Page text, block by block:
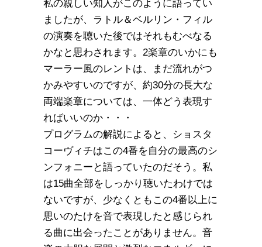
私の親しい知人がこのように語ってい
ましたが、ラトル＆ベルリン・フィル
の演奏を聴いた後ではそれもむべなる
かなと思わされます。2楽章のいかにも
マーラー風のレントは、まだ流れがつ
かみやすいのですが、約30分の長大な
両端楽章については、一体どう表現す
ればいいのか・・・
プログラムの解説によると、ショスタ
コーヴィチはこの4番を自分の最高のシ
ンフォニーと語っていたのだそう。私
は15曲全部をしっかり聴いたわけでは
ないですが、少なくともこの4番以上に
思いのたけを音で表現したと感じられ
る曲に出会ったことがありません。音